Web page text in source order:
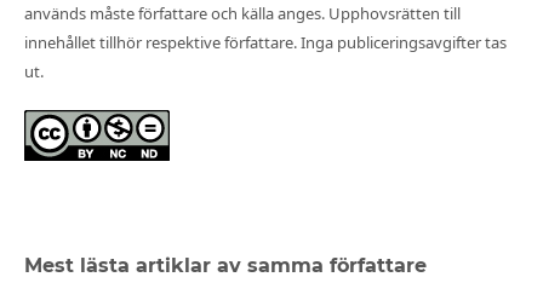
används måste författare och källa anges. Upphovsrätten till
innehållet tillhör respektive författare. Inga publiceringsavgifter tas
ut.
Mest lästa artiklar av samma författare